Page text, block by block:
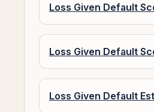
Loss Given Default
Loss Given Default
Loss Given Default